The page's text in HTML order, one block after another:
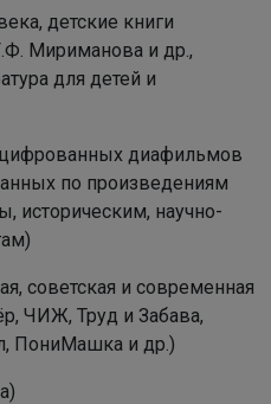
детские книги
Мириманова и др.,
для детей и
диафильмов
по произведениям
историческим, научно-
советская и современная
ЧИЖ, Труд и Забава,
ПониМашка и др.)